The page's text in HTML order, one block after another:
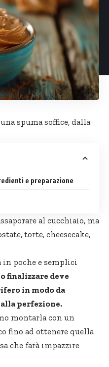
spuma soffice, dalla
e preparazione
al cucchiaio, ma
torte, cheesecake,
in poche e semplici
finalizzare deve
in modo da
perfezione.
montarla con un
fino ad ottenere quella
che farà impazzire